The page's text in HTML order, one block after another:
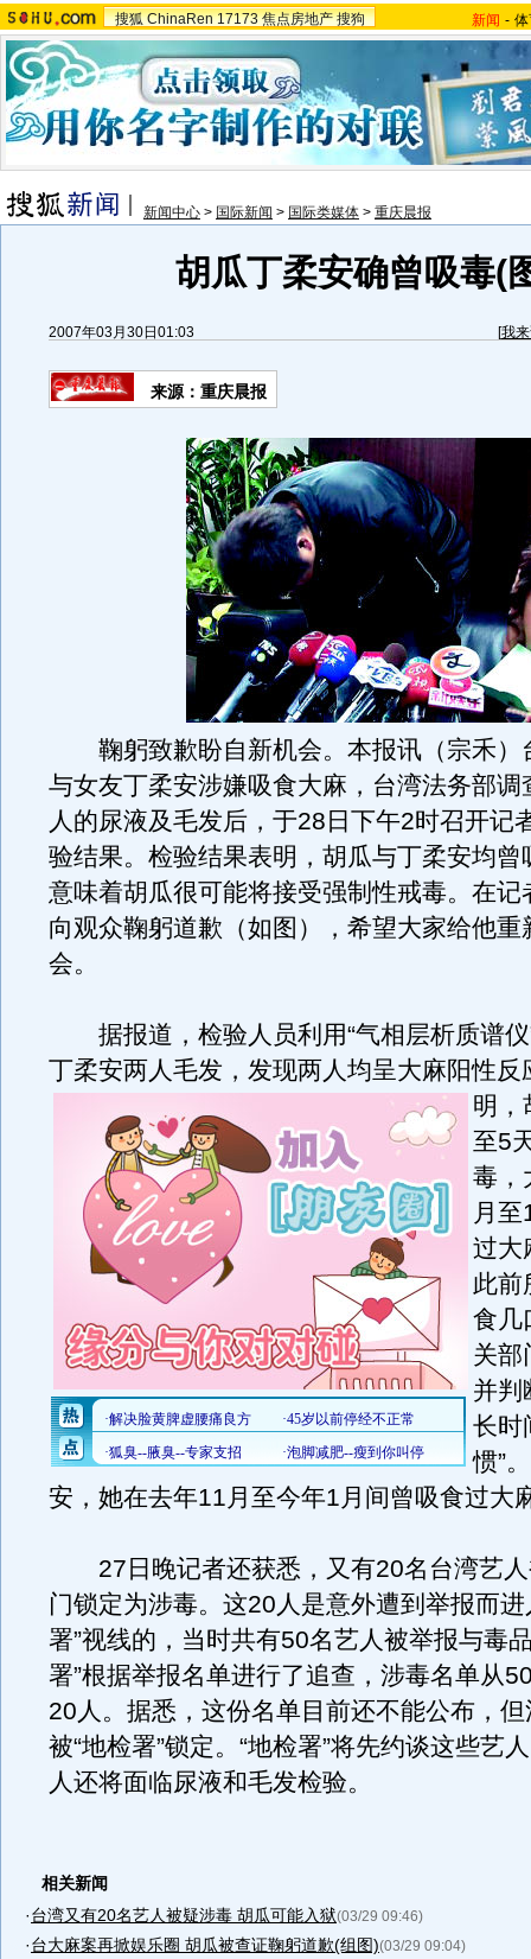
搜狐 ChinaRen 17173 焦点房地产 搜狗 新闻 -
新闻中心 > 国际新闻 > 国际类媒体 > 重庆晨报
胡瓜丁柔安确曾吸毒(
2007年03月30日01:03 [我
来源：重庆晨报
鞠躬致歉盼自新机会。本报讯（宗禾）
与女友丁柔安涉嫌吸食大麻，台湾法务部调
人的尿液及毛发后，于28日下午2时召开记
验结果。检验结果表明，胡瓜与丁柔安均曾
意味着胡瓜很可能将接受强制性戒毒。在记
向观众鞠躬道歉（如图），希望大家给他重
会。
据报道，检验人员利用“气相层析质谱仪
丁柔安两人毛发，发现两人均呈大麻阳性反
明，
至5
毒，
月
过大
此前
食几
关部
并判
长时
惯”
安，她在去年11月至今年1月间曾吸食过大
27日晚记者还获悉，又有20名台湾艺人
门锁定为涉毒。这20人是意外遭到举报而进
署”视线的，当时共有50名艺人被举报与毒
署”根据举报名单进行了追查，涉毒名单从
20人。据悉，这份名单目前还不能公布，
被“地检署”锁定。“地检署”将先约谈这些艺
人还将面临尿液和毛发检验。
相关新闻
·台湾又有20名艺人被疑涉毒 胡瓜可能入狱(03/29 09:46)
·台大麻案再掀娱乐圈 胡瓜被查证鞠躬道歉(组图)(03/29 09:04)